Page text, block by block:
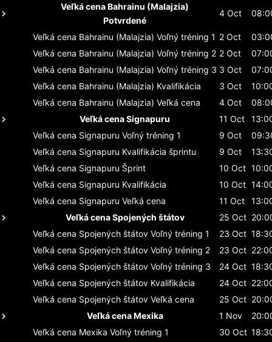
Veľká cena Bahrainu (Malajzia)
Potvrdené
4 Oct
Veľká cena Bahrainu (Malajzia) Voľný tréning 1 2 Oct
Veľká cena Bahrainu (Malajzia) Voľný tréning 2 2 Oct
Veľká cena Bahrainu (Malajzia) Voľný tréning 3 3 Oct
Veľká cena Bahrainu (Malajzia) Kvalifikácia 3 Oct
Veľká cena Bahrainu (Malajzia) Veľká cena 4 Oct
Veľká cena Signapuru
11 Oct
Veľká cena Signapuru Voľný tréning 1 9 Oct
Veľká cena Signapuru Kvalifikácia šprintu 9 Oct
Veľká cena Signapuru Šprint 10 Oct
Veľká cena Signapuru Kvalifikácia 10 Oct
Veľká cena Signapuru Veľká cena 11 Oct
Veľká cena Spojených štátov
25 Oct
Veľká cena Spojených štátov Voľný tréning 1 23 Oct
Veľká cena Spojených štátov Voľný tréning 2 23 Oct
Veľká cena Spojených štátov Voľný tréning 3 24 Oct
Veľká cena Spojených štátov Kvalifikácia 24 Oct
Veľká cena Spojených štátov Veľká cena 25 Oct
Veľká cena Mexika
1 Nov
Veľká cena Mexika Voľný tréning 1 30 Oct